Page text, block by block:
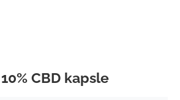
CBD kapsle